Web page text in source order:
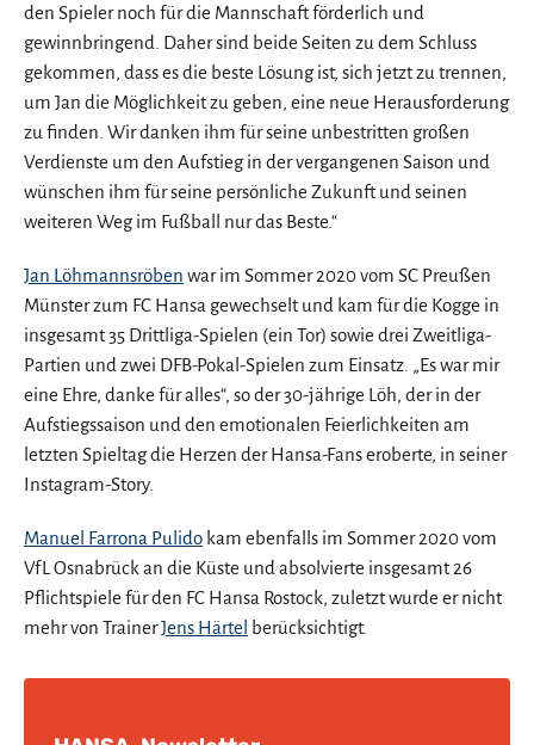
den Spieler noch für die Mannschaft förderlich und
gewinnbringend. Daher sind beide Seiten zu dem Schluss
gekommen, dass es die beste Lösung ist, sich jetzt zu trennen,
um Jan die Möglichkeit zu geben, eine neue Herausforderung
zu finden. Wir danken ihm für seine unbestritten großen
Verdienste um den Aufstieg in der vergangenen Saison und
wünschen ihm für seine persönliche Zukunft und seinen
weiteren Weg im Fußball nur das Beste.“
Jan Löhmannsröben war im Sommer 2020 vom SC Preußen
Münster zum FC Hansa gewechselt und kam für die Kogge in
insgesamt 35 Drittliga-Spielen (ein Tor) sowie drei Zweitliga-
Partien und zwei DFB-Pokal-Spielen zum Einsatz. „Es war mir
eine Ehre, danke für alles“, so der 30-jährige Löh, der in der
Aufstiegssaison und den emotionalen Feierlichkeiten am
letzten Spieltag die Herzen der Hansa-Fans eroberte, in seiner
Instagram-Story.
Manuel Farrona Pulido kam ebenfalls im Sommer 2020 vom
VfL Osnabrück an die Küste und absolvierte insgesamt 26
Pflichtspiele für den FC Hansa Rostock, zuletzt wurde er nicht
mehr von TrainerJens Härtel berücksichtigt.